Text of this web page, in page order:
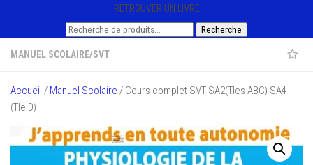
RETROUVER UN LIVRE
Recherche
Recherche
MANUEL SCOLAIRE/SVT
Accueil / Manuel Scolaire / Cours complet SVT SA2(Tles ABC) SA4
(Tle D)